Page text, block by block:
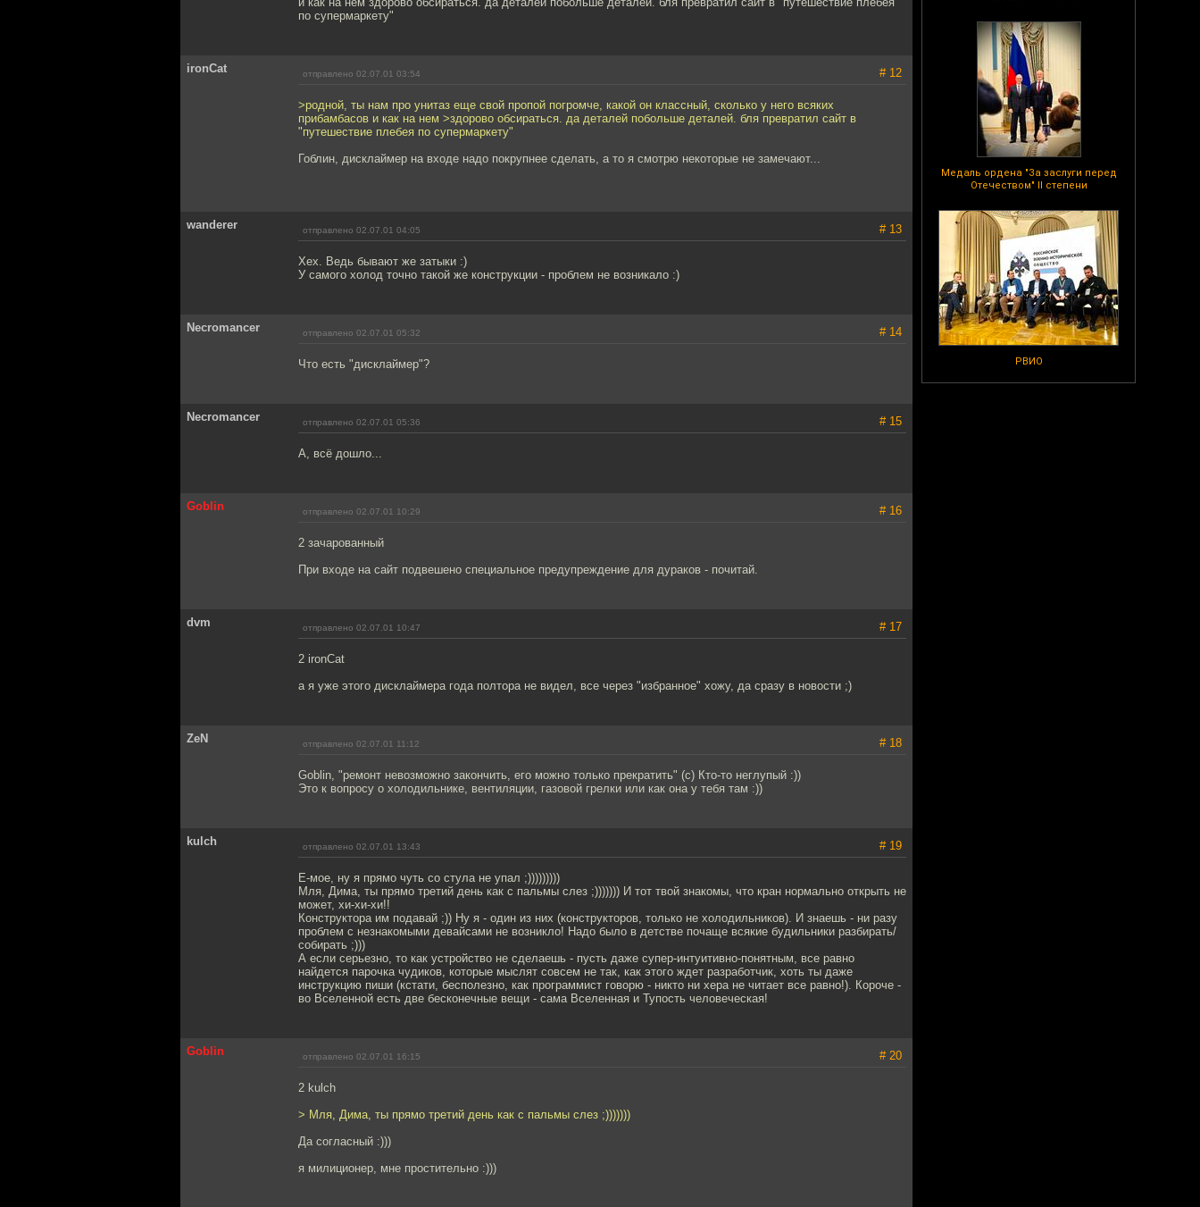
Медаль ордена "За заслуги перед
Отечеством" II степени
РВИО
по супермаркету"
ironCat отправлено 02.07.01 03:54 # 12
>родной, ты нам про унитаз еще свой пропой погромче, какой он классный, сколько у него всяких
прибамбасов и как на нем >здорово обсираться. да деталей побольше деталей. бля превратил сайт в
"путешествие плебея по супермаркету"
Гоблин, дисклаймер на входе надо покрупнее сделать, а то я смотрю некоторые не замечают...
wanderer отправлено 02.07.01 04:05 # 13
Хех. Ведь бывают же затыки :)
У самого холод точно такой же конструкции - проблем не возникало :)
Necromancer отправлено 02.07.01 05:32 # 14
Что есть "дисклаймер"?
Necromancer отправлено 02.07.01 05:36 # 15
А, всё дошло...
Goblin отправлено 02.07.01 10:29 # 16
2 зачарованный
При входе на сайт подвешено специальное предупреждение для дураков - почитай.
dvm отправлено 02.07.01 10:47 # 17
2 ironCat
а я уже этого дисклаймера года полтора не видел, все через "избранное" хожу, да сразу в новости ;)
ZeN отправлено 02.07.01 11:12 # 18
Goblin, "ремонт невозможно закончить, его можно только прекратить" (с) Кто-то неглупый :))
Это к вопросу о холодильнике, вентиляции, газовой грелки или как она у тебя там :))
kulch отправлено 02.07.01 13:43 # 19
Е-мое, ну я прямо чуть со стула не упал ;)))))))))
Мля, Дима, ты прямо третий день как с пальмы слез ;))))))) И тот твой знакомы, что кран нормально открыть не
может, хи-хи-хи!!
Конструктора им подавай ;)) Ну я - один из них (конструкторов, только не холодильников). И знаешь - ни разу
проблем с незнакомыми девайсами не возникло! Надо было в детстве почаще всякие будильники разбирать/
собирать ;)))
А если серьезно, то как устройство не сделаешь - пусть даже супер-интуитивно-понятным, все равно
найдется парочка чудиков, которые мыслят совсем не так, как этого ждет разработчик, хоть ты даже
инструкцию пиши (кстати, бесполезно, как программист говорю - никто ни хера не читает все равно!). Короче -
во Вселенной есть две бесконечные вещи - сама Вселенная и Тупость человеческая!
Goblin отправлено 02.07.01 16:15 # 20
2 kulch
> Мля, Дима, ты прямо третий день как с пальмы слез ;)))))))
Да согласный :)))
я милиционер, мне простительно :)))